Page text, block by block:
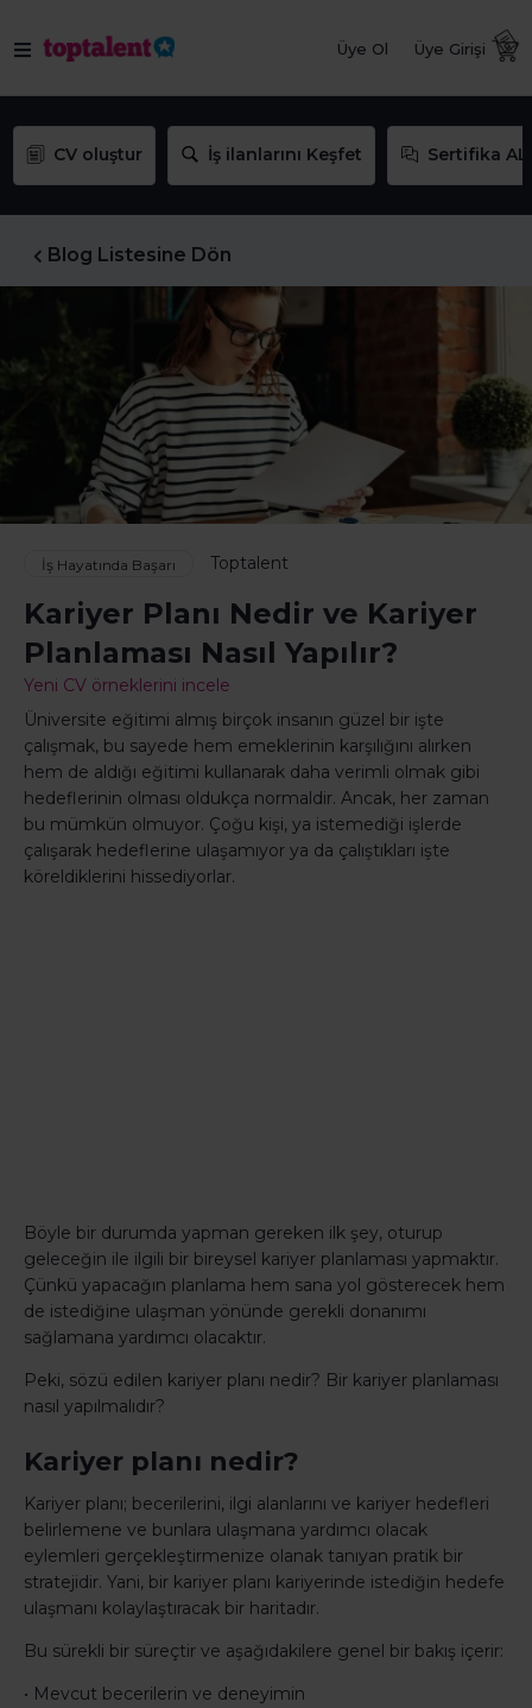
Üye Ol Üye Girişi
CV oluştur İş ilanlarını Keşfet Sertifika AL
Blog Listesine Dön
İş Hayatında Başarı Toptalent
Kariyer Planı Nedir ve Kariyer
Planlaması Nasıl Yapılır?
Yeni CV örneklerini incele
Üniversite eğitimi almış birçok insanın güzel bir işte
çalışmak, bu sayede hem emeklerinin karşılığını alırken
hem de aldığı eğitimi kullanarak daha verimli olmak gibi
hedeflerinin olması oldukça normaldir. Ancak, her zaman
bu mümkün olmuyor. Çoğu kişi, ya istemediği işlerde
çalışarak hedeflerine ulaşamıyor ya da çalıştıkları işte
köreldiklerini hissediyorlar.
Böyle bir durumda yapman gereken ilk şey, oturup
geleceğin ile ilgili bir bireysel kariyer planlaması yapmaktır.
Çünkü yapacağın planlama hem sana yol gösterecek hem
de istediğine ulaşman yönünde gerekli donanımı
sağlamana yardımcı olacaktır.
Peki, sözü edilen kariyer planı nedir? Bir kariyer planlaması
nasıl yapılmalıdır?
Kariyer planı nedir?
Kariyer planı; becerilerini, ilgi alanlarını ve kariyer hedefleri
belirlemene ve bunlara ulaşmana yardımcı olacak
eylemleri gerçekleştirmenize olanak tanıyan pratik bir
stratejidir. Yani, bir kariyer planı kariyerinde istediğin hedefe
ulaşmanı kolaylaştıracak bir haritadır.
Bu sürekli bir süreçtir ve aşağıdakilere genel bir bakış içerir:
• Mevcut becerilerin ve deneyimin